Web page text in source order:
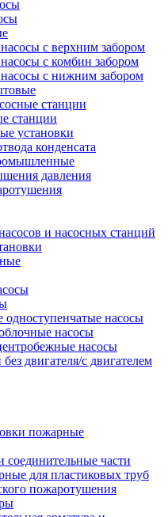
с верхним забором
с комбин забором
с нижним забором
станции
станции
установки
конденсата
давления
и насосных станций
одноступенчатые насосы
насосы
насосы
двигателя/с двигателем
пожарные
части
для пластиковых труб
пожаротушения